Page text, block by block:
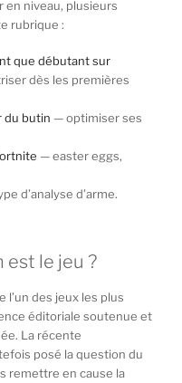
en niveau, plusieurs
rubrique :
que débutant sur
dès les premières
du butin — optimiser ses
— easter eggs,
d’analyse d’arme.
est le jeu ?
l’un des jeux les plus
éditoriale soutenue et
La récente
posé la question du
remettre en cause la